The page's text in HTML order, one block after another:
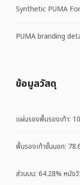
Synthetic PUMA
PUMA branding
ข้อมูลวัสดุ
แผ่นรองพื้นรองเท้า:
พื้นรองเท้าชั้นนอก:
ส่วนบน: 64.28% หนัง